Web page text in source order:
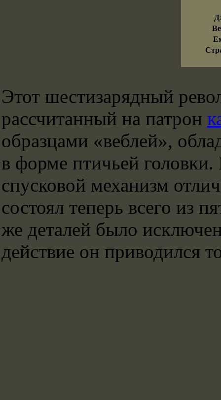
Этот шестизарядный
рассчитанный на патрон
образцами «веблей»,
в форме птичьей
спусковой механизм
состоял теперь всего из
же деталей было
действие он приводился